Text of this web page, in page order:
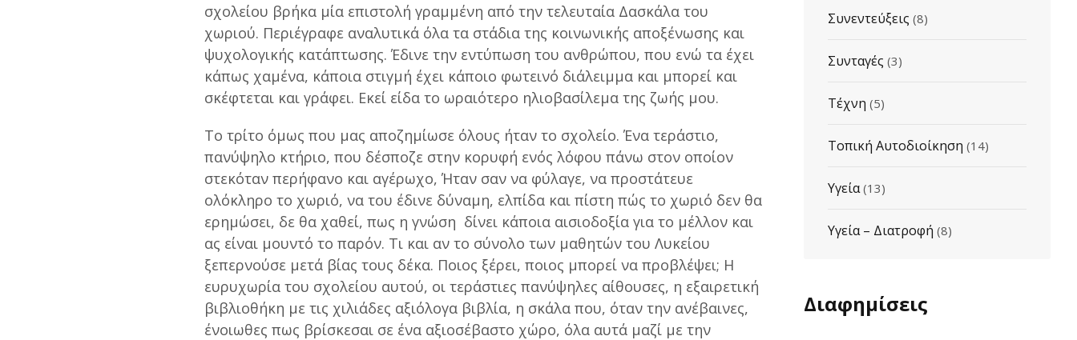
σχολείου βρήκα μία επιστολή γραμμένη από την τελευταία Δασκάλα του
χωριού. Περιέγραφε αναλυτικά όλα τα στάδια της κοινωνικής αποξένωσης και
ψυχολογικής κατάπτωσης. Έδινε την εντύπωση του ανθρώπου, που ενώ τα έχει
κάπως χαμένα, κάποια στιγμή έχει κάποιο φωτεινό διάλειμμα και μπορεί και
σκέφτεται και γράφει. Εκεί είδα το ωραιότερο ηλιοβασίλεμα της ζωής μου.
Το τρίτο όμως που μας αποζημίωσε όλους ήταν το σχολείο. Ένα τεράστιο,
πανύψηλο κτήριο, που δέσποζε στην κορυφή ενός λόφου πάνω στον οποίον
στεκόταν περήφανο και αγέρωχο, Ήταν σαν να φύλαγε, να προστάτευε
ολόκληρο το χωριό, να του έδινε δύναμη, ελπίδα και πίστη πώς το χωριό δεν θα
ερημώσει, δε θα χαθεί, πως η γνώση δίνει κάποια αισιοδοξία για το μέλλον και
ας είναι μουντό το παρόν. Τι και αν το σύνολο των μαθητών του Λυκείου
ξεπερνούσε μετά βίας τους δέκα. Ποιος ξέρει, ποιος μπορεί να προβλέψει; Η
ευρυχωρία του σχολείου αυτού, οι τεράστιες πανύψηλες αίθουσες, η εξαιρετική
βιβλιοθήκη με τις χιλιάδες αξιόλογα βιβλία, η σκάλα που, όταν την ανέβαινες,
ένοιωθες πως βρίσκεσαι σε ένα αξιοσέβαστο χώρο, όλα αυτά μαζί με την
Συνεντεύξεις (8)
Συνταγές (3)
Τέχνη (5)
Τοπική Αυτοδιοίκηση (14)
Υγεία(13)
Υγεία – Διατροφή (8)
Διαφημίσεις